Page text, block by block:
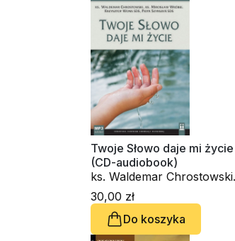
Twoje Słowo daje mi życie
(CD-audiobook)
ks. Waldemar Chrostowski,
ks. Mirosław Stanisław
Wróbel, ks. Krzysztof Wons
SDS, ks. Piotr Szyrszeń
SDS
30,00 zł
Do koszyka